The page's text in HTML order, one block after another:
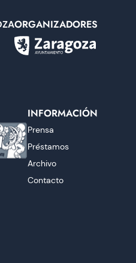
ORGANIZADORES
INFORMACIÓN
Prensa
Préstamos
Archivo
Contacto